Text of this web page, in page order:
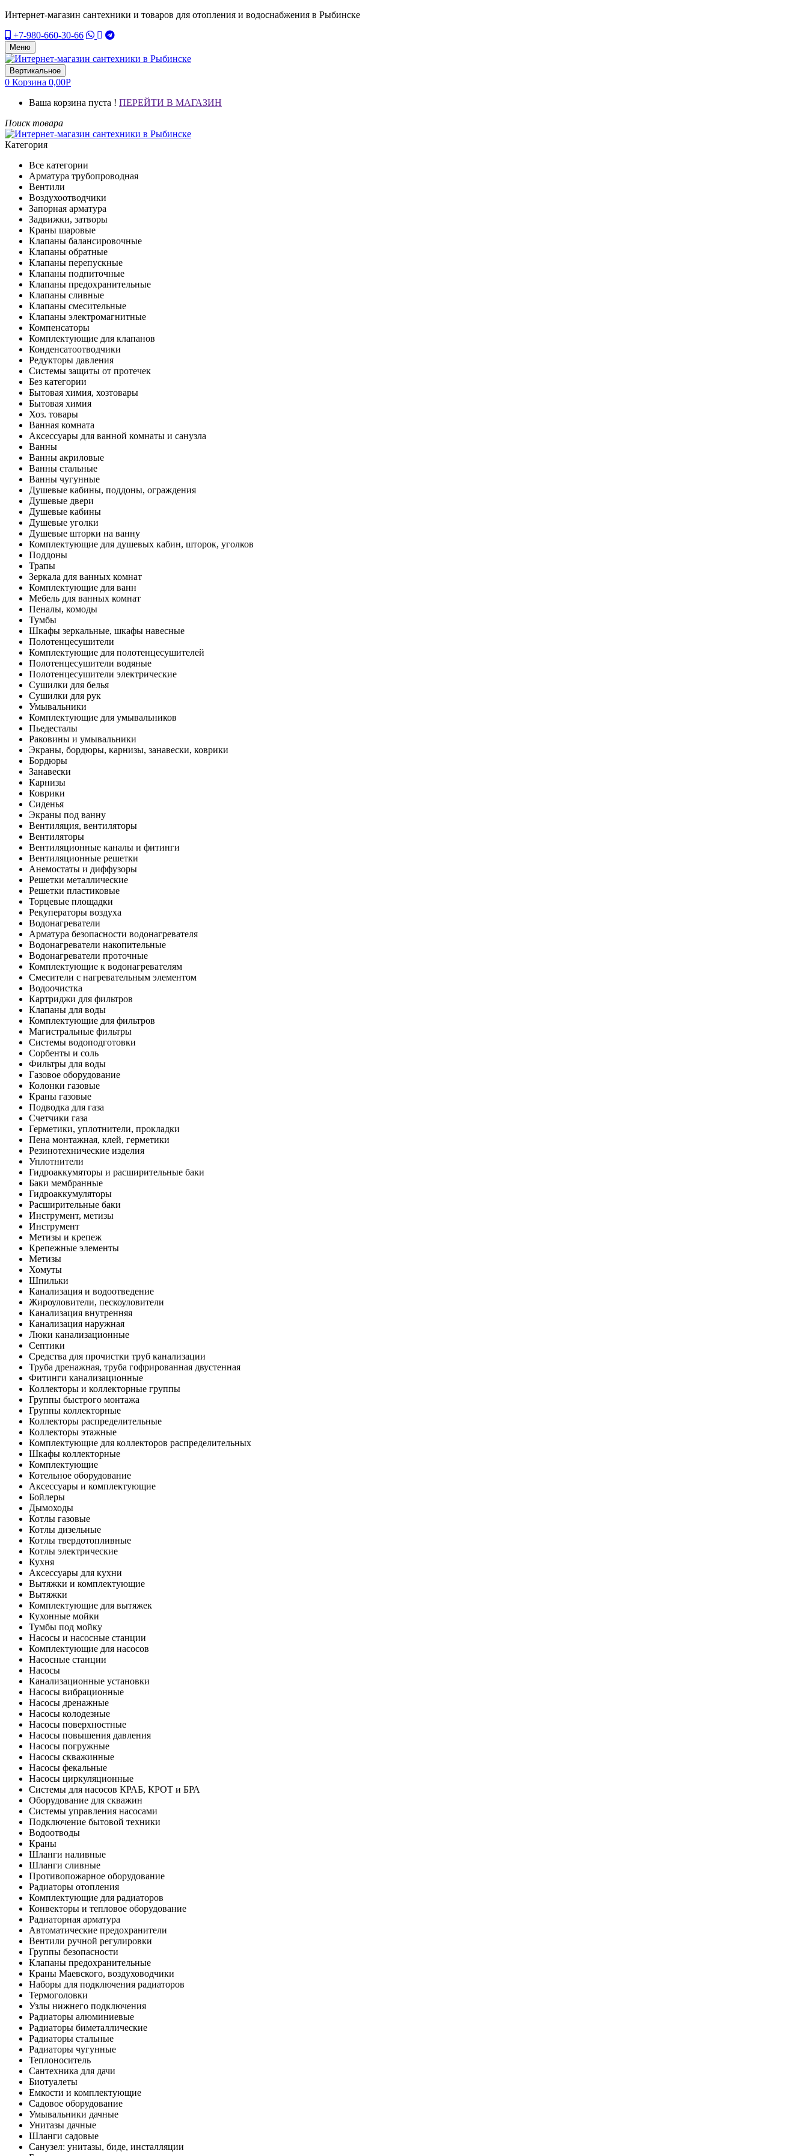
Интернет-магазин сантехники и товаров для отопления и водоснабжения в Рыбинске
+7-980-660-30-66
Меню
Вертикальное
0 Корзина 0,00Р
Ваша корзина пуста ! ПЕРЕЙТИ В МАГАЗИН
Поиск товара
Категория
Все категории
Арматура трубопроводная
Вентили
Воздухоотводчики
Запорная арматура
Задвижки, затворы
Краны шаровые
Клапаны балансировочные
Клапаны обратные
Клапаны перепускные
Клапаны подпиточные
Клапаны предохранительные
Клапаны сливные
Клапаны смесительные
Клапаны электромагнитные
Компенсаторы
Комплектующие для клапанов
Конденсатоотводчики
Редукторы давления
Системы защиты от протечек
Без категории
Бытовая химия, хозтовары
Бытовая химия
Хоз. товары
Ванная комната
Аксессуары для ванной комнаты и санузла
Ванны
Ванны акриловые
Ванны стальные
Ванны чугунные
Душевые кабины, поддоны, ограждения
Душевые двери
Душевые кабины
Душевые уголки
Душевые шторки на ванну
Комплектующие для душевых кабин, шторок, уголков
Поддоны
Трапы
Зеркала для ванных комнат
Комплектующие для ванн
Мебель для ванных комнат
Пеналы, комоды
Тумбы
Шкафы зеркальные, шкафы навесные
Полотенцесушители
Комплектующие для полотенцесушителей
Полотенцесушители водяные
Полотенцесушители электрические
Сушилки для белья
Сушилки для рук
Умывальники
Комплектующие для умывальников
Пьедесталы
Раковины и умывальники
Экраны, бордюры, карнизы, занавески, коврики
Бордюры
Занавески
Карнизы
Коврики
Сиденья
Экраны под ванну
Вентиляция, вентиляторы
Вентиляторы
Вентиляционные каналы и фитинги
Вентиляционные решетки
Анемостаты и диффузоры
Решетки металлические
Решетки пластиковые
Торцевые площадки
Рекуператоры воздуха
Водонагреватели
Арматура безопасности водонагревателя
Водонагреватели накопительные
Водонагреватели проточные
Комплектующие к водонагревателям
Смесители с нагревательным элементом
Водоочистка
Картриджи для фильтров
Клапаны для воды
Комплектующие для фильтров
Магистральные фильтры
Системы водоподготовки
Сорбенты и соль
Фильтры для воды
Газовое оборудование
Колонки газовые
Краны газовые
Подводка для газа
Счетчики газа
Герметики, уплотнители, прокладки
Пена монтажная, клей, герметики
Резинотехнические изделия
Уплотнители
Гидроаккумяторы и расширительные баки
Баки мембранные
Гидроаккумуляторы
Расширительные баки
Инструмент, метизы
Инструмент
Метизы и крепеж
Крепежные элементы
Метизы
Хомуты
Шпильки
Канализация и водоотведение
Жироуловители, пескоуловители
Канализация внутренняя
Канализация наружная
Люки канализационные
Септики
Средства для прочистки труб канализации
Труба дренажная, труба гофрированная двустенная
Фитинги канализационные
Коллекторы и коллекторные группы
Группы быстрого монтажа
Группы коллекторные
Коллекторы распределительные
Коллекторы этажные
Комплектующие для коллекторов распределительных
Шкафы коллекторные
Комплектующие
Котельное оборудование
Аксессуары и комплектующие
Бойлеры
Дымоходы
Котлы газовые
Котлы дизельные
Котлы твердотопливные
Котлы электрические
Кухня
Аксессуары для кухни
Вытяжки и комплектующие
Вытяжки
Комплектующие для вытяжек
Кухонные мойки
Тумбы под мойку
Насосы и насосные станции
Комплектующие для насосов
Насосные станции
Насосы
Канализационные установки
Насосы вибрационные
Насосы дренажные
Насосы колодезные
Насосы поверхностные
Насосы повышения давления
Насосы погружные
Насосы скважинные
Насосы фекальные
Насосы циркуляционные
Системы для насосов КРАБ, КРОТ и БРА
Оборудование для скважин
Системы управления насосами
Подключение бытовой техники
Водоотводы
Краны
Шланги наливные
Шланги сливные
Противопожарное оборудование
Радиаторы отопления
Комплектующие для радиаторов
Конвекторы и тепловое оборудование
Радиаторная арматура
Автоматические предохранители
Вентили ручной регулировки
Группы безопасности
Клапаны предохранительные
Краны Маевского, воздуховодчики
Наборы для подключения радиаторов
Термоголовки
Узлы нижнего подключения
Радиаторы алюминиевые
Радиаторы биметаллические
Радиаторы стальные
Радиаторы чугунные
Теплоноситель
Сантехника для дачи
Биотуалеты
Емкости и комплектующие
Садовое оборудование
Умывальники дачные
Унитазы дачные
Шланги садовые
Санузел: унитазы, биде, инсталляции